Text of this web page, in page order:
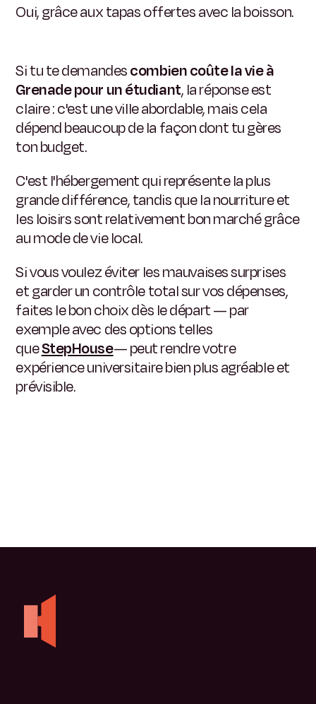
Oui, grâce aux tapas offertes avec la boisson.
Si tu te demandescombien coûte la vie à
Grenade pour un étudiant, la réponse est
claire : c'est une ville abordable, mais cela
dépend beaucoup de la façon dont tu gères
ton budget.
C'est l'hébergement qui représente la plus
grande différence, tandis que la nourriture et
les loisirs sont relativement bon marché grâce
au mode de vie local.
Si vous voulez éviter les mauvaises surprises
et garder un contrôle total sur vos dépenses,
faites le bon choix dès le départ — par
exemple avec des options telles
queStepHouse— peut rendre votre
expérience universitaire bien plus agréable et
prévisible.